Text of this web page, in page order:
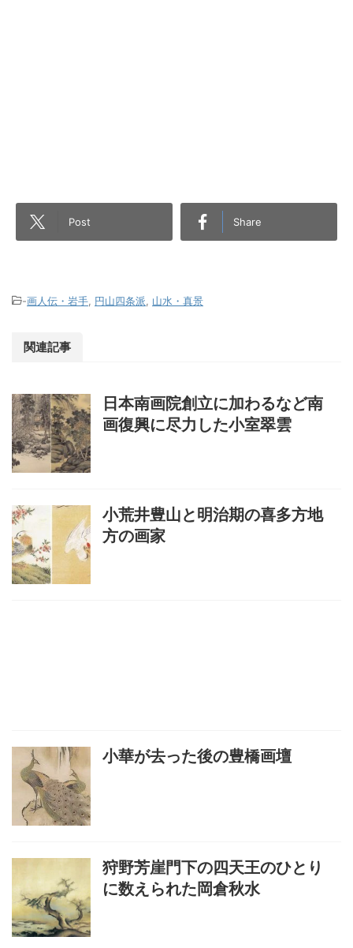
Post Share
-画人伝・岩手 円山四条派 山水・真景
関連記事
日本南画院創立に加わるなど南
画復興に尽力した小室翠雲
小荒井豊山と明治期の喜多方地
方の画家
小華が去った後の豊橋画壇
狩野芳崖門下の四天王のひとり
に数えられた岡倉秋水